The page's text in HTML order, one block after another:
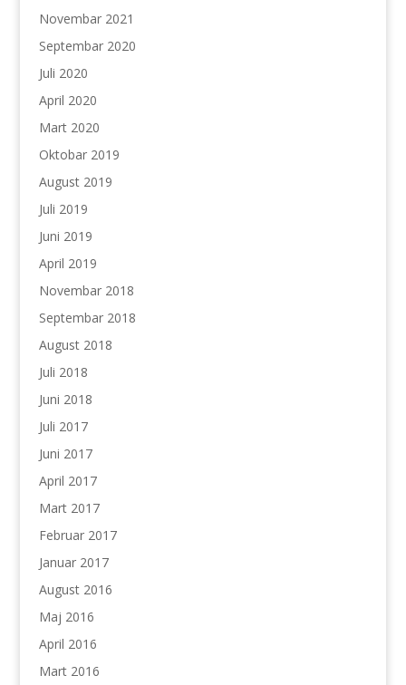
Novembar 2021
Septembar 2020
Juli 2020
April 2020
Mart 2020
Oktobar 2019
August 2019
Juli 2019
Juni 2019
April 2019
Novembar 2018
Septembar 2018
August 2018
Juli 2018
Juni 2018
Juli 2017
Juni 2017
April 2017
Mart 2017
Februar 2017
Januar 2017
August 2016
Maj 2016
April 2016
Mart 2016